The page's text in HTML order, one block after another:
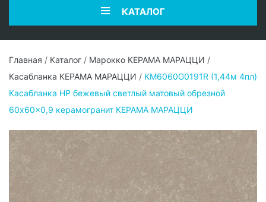
КАТАЛОГ
Главная / Каталог / Марокко КЕРАМА МАРАЦЦИ /
Касабланка КЕРАМА МАРАЦЦИ / KM6060G0191R (1,44м 4пл)
Касабланка HP бежевый светлый матовый обрезной
60x60x0,9 керамогранит КЕРАМА МАРАЦЦИ